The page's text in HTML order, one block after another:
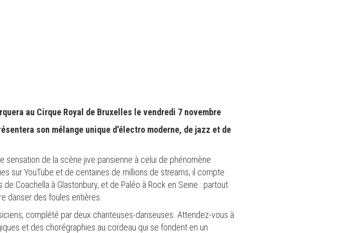
au Cirque Royal de Bruxelles le vendredi 7 novembre
son mélange unique d’électro moderne, de jazz et de
sensation de la scène jive parisienne à celui de phénomène
sur YouTube et de centaines de millions de streams, il compte
Coachella à Glastonbury, et de Paléo à Rock en Seine : partout
danser des foules entières.
complété par deux chanteuses-danseuses. Attendez-vous à
et des chorégraphies au cordeau qui se fondent en un